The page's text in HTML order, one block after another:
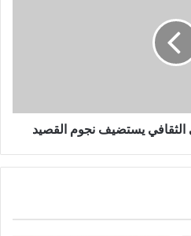
يستضيف نجوم القصيد